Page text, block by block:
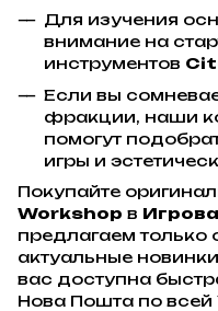
Для изучения
внимание на
инструментов
Если вы
фракции, наши
помогут
игры и
Покупайте
Workshop в
предлагаем
актуальные
вас доступна
Нова Пошта по